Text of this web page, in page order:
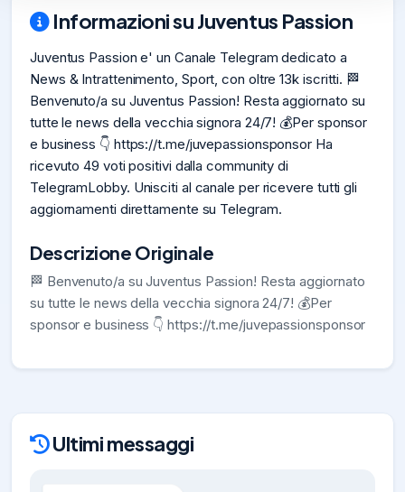
Informazioni su Juventus Passion
Juventus Passion e' un Canale Telegram dedicato a
News & Intrattenimento, Sport, con oltre 13k iscritti. 🏁
Benvenuto/a su Juventus Passion! Resta aggiornato su
tutte le news della vecchia signora 24/7! 💰Per sponsor
e business 👇 https://t.me/juvepassionsponsor Ha
ricevuto 49 voti positivi dalla community di
TelegramLobby. Unisciti al canale per ricevere tutti gli
aggiornamenti direttamente su Telegram.
Descrizione Originale
🏁 Benvenuto/a su Juventus Passion! Resta aggiornato
su tutte le news della vecchia signora 24/7! 💰Per
sponsor e business 👇 https://t.me/juvepassionsponsor
Ultimi messaggi